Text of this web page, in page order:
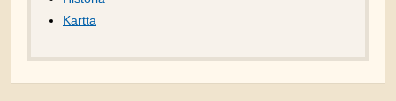
Kartta